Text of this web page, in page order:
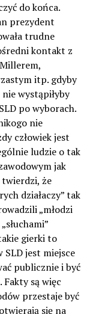
do końca.
prezydent
trudne
kontakt z
itp. gdyby
wystąpiłyby
po wyborach.
nie
człowiek jest
ludzie o tak
jak
że
działaczy” tak
„młodzi
gierki to
jest miejsce
publicznie i być
Fakty są więc
przestaje być
się na